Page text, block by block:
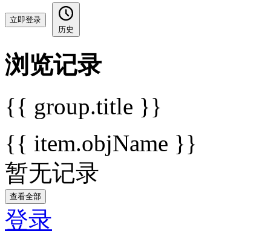
立即登录
历史
浏览记录
{{ group.title }}
{{ item.objName }}
暂无记录
查看全部
登录